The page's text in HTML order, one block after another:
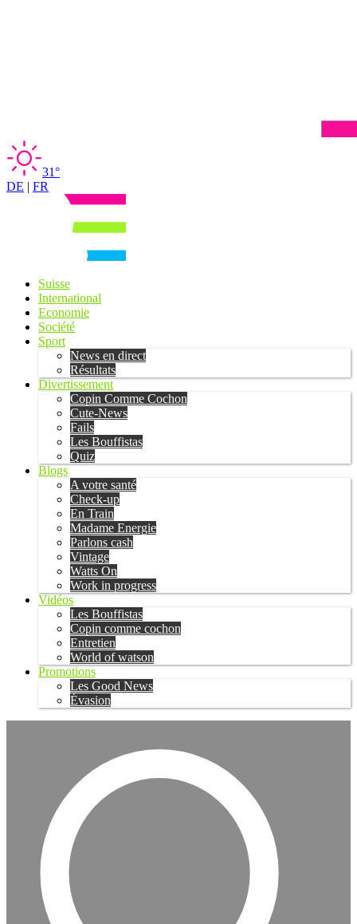
31°
DE | FR
Suisse
International
Economie
Société
Sport
News en direct
Résultats
Divertissement
Copin Comme Cochon
Cute-News
Fails
Les Bouffistas
Quiz
Blogs
A votre santé
Check-up
En Train
Madame Energie
Parlons cash
Vintage
Watts On
Work in progress
Vidéos
Les Bouffistas
Copin comme cochon
Entretien
World of watson
Promotions
Les Good News
Évasion